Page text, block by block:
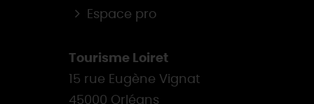
Espace pro
Tourisme Loiret
15 rue Eugène Vignat
45000 Orléans